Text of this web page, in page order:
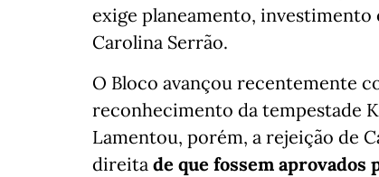
exige planeamento, investimento
Carolina Serrão.
O Bloco avançou recentemente
reconhecimento da tempestade
Lamentou, porém, a rejeição de
direita de que fossem